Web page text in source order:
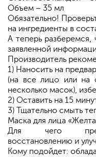
Объем – 35 мл
Обязательно!
на ингредиенты в
А теперь разберемся,
заявленной
Производитель
1) Наносить на
(на все лицо или на
несколько масок),
2) Оставить на 15
3) Тщательно смыть
Маска для лица
Для чего
восстановлению и
Кому подойдет: